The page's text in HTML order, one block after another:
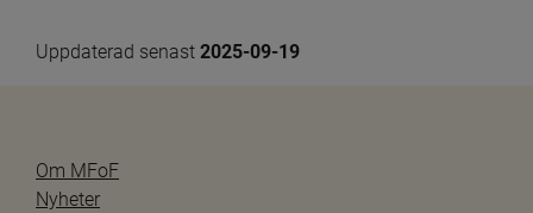
Uppdaterad senast 2025-09-19
Om MFoF
Nyheter